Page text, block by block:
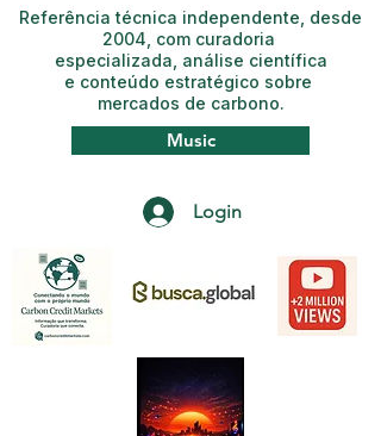
Login
Music
Referência técnica independente, desde
2004, com curadoria
especializada, análise científica
e conteúdo estratégico sobre
mercados de carbono.